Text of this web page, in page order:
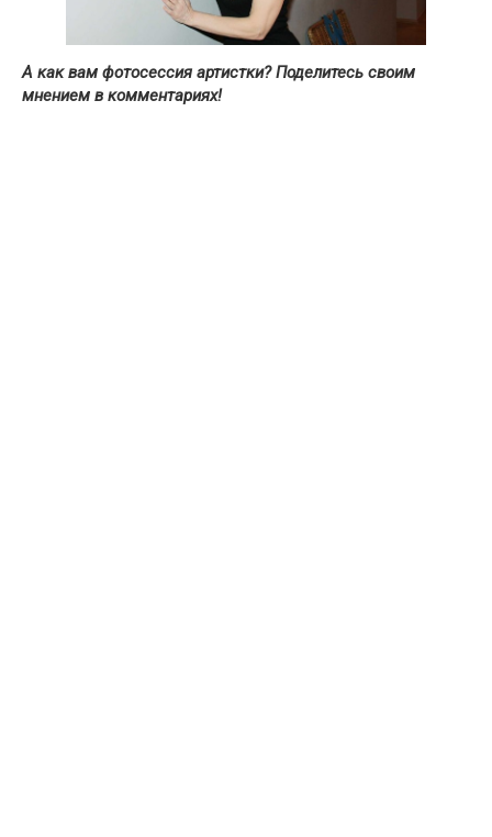
А как вам фотосессия артистки? Поделитесь своим
мнением в комментариях!